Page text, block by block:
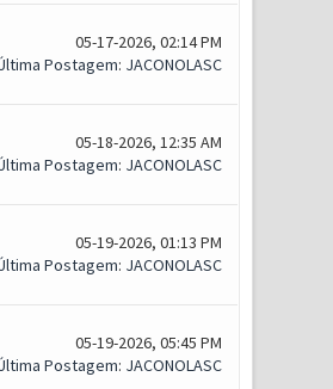
05-17-2026, 02:14 PM
Postagem: JACONOLASC
05-18-2026, 12:35 AM
Postagem: JACONOLASC
05-19-2026, 01:13 PM
Postagem: JACONOLASC
05-19-2026, 05:45 PM
Postagem: JACONOLASC